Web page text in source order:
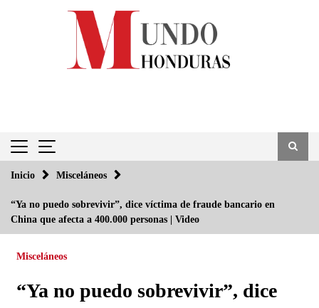
Inicio Misceláneos
“Ya no puedo sobrevivir”, dice víctima de fraude bancario en
China que afecta a 400.000 personas | Video
Misceláneos
“Ya no puedo sobrevivir”, dice